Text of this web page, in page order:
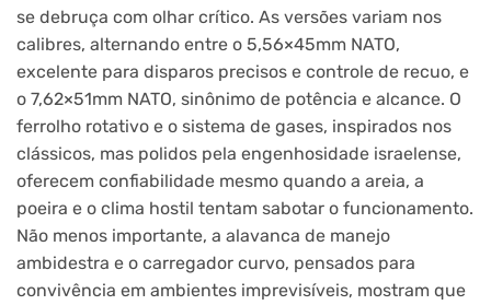
se debruça com olhar crítico. As versões variam nos
calibres, alternando entre o 5,56×45mm NATO,
excelente para disparos precisos e controle de recuo, e
o 7,62×51mm NATO, sinônimo de potência e alcance. O
ferrolho rotativo e o sistema de gases, inspirados nos
clássicos, mas polidos pela engenhosidade israelense,
oferecem confiabilidade mesmo quando a areia, a
poeira e o clima hostil tentam sabotar o funcionamento.
Não menos importante, a alavanca de manejo
ambidestra e o carregador curvo, pensados para
convivência em ambientes imprevisíveis, mostram que